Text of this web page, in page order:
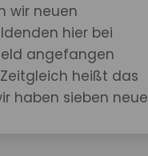
wir neuen
hier bei
angefangen
heißt das
haben sieben neue